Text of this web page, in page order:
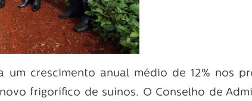
crescimento anual médio de 12% nos
frigorífico de suínos. O Conselho de